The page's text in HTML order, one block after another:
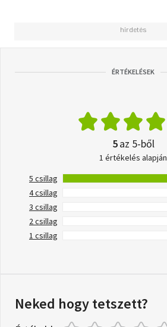
ÉRTÉKELÉSEK
5az 5-ből
1 értékelés alapján
5 csillag
4 csillag
3 csillag
2 csillag
1 csillag
Neked hogy tetszett?